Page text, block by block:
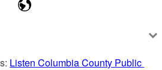
Listen Columbia County Public